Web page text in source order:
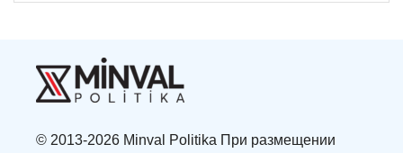
© 2013-2026 Minval Politika При размещении